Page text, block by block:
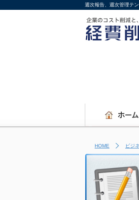
週次報告、週次管理テ
HOME ビジ